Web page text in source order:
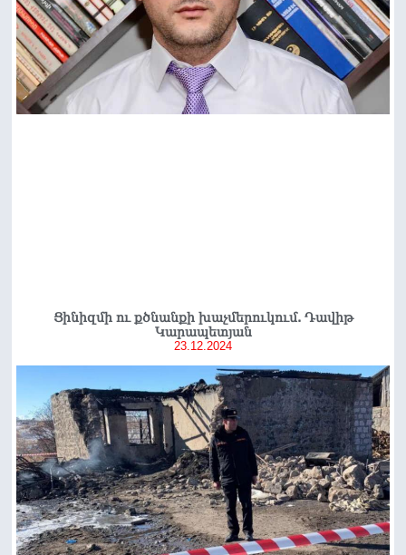
Ցինիզմի ու քծնանքի խաչմերուկում. Դավիթ
Կարապետյան
23.12.2024